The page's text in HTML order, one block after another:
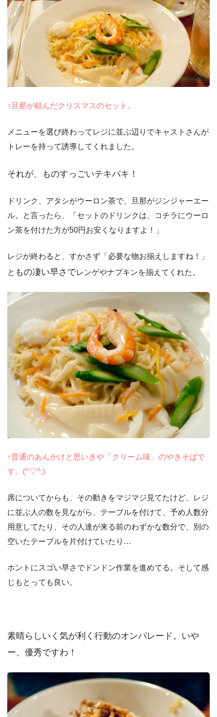
↑旦那が頼んだクリスマスのセット。
メニューを選び終わってレジに並ぶ辺りでキャストさんが
トレーを持って誘導してくれました。
それが、ものすっごいテキパキ！
ドリンク、アタシがウーロン茶で、旦那がジンジャーエー
ル。と言ったら、「セットのドリンクは、コチラにウーロ
ン茶を付けた方が50円お安くなりますよ！」
レジが終わると、すかさず「必要な物お揃えしますね！」
と もの凄い早さでレンゲやナプキンを揃えてくれた。
↑普通のあんかけと思いきや「クリーム味」のやきそばで
す。(^▽^;)
席についてからも、その動きをマジマジ見てたけど、レジ
に並ぶ人の数を見ながら、テーブルを付けて、予め人数分
用意してたり、その人達が来る前のわずかな数分で、別の
空いたテーブルを片付けていたり…
ホントにスゴい早さでドンドン作業を進めてる。そして感
じもとっても良い。
素晴らしいく気が利く行動のオンパレード。 いや
ー、優秀ですわ！